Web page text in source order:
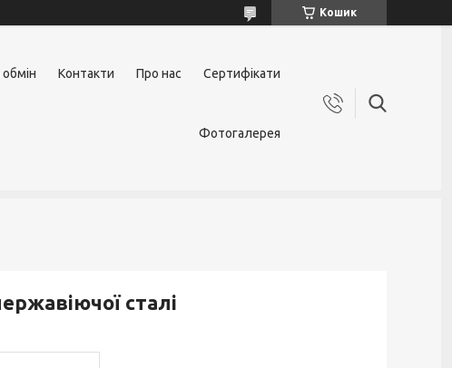
Кошик
Контакти Про нас Сертифікати
Фотогалерея
сталі